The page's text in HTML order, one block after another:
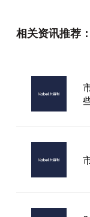
相关资讯推荐：